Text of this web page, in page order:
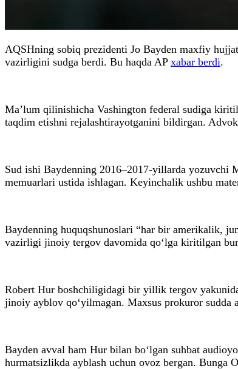
AQSHning sobiq prezidenti Jo Bayden maxfiy
vazirligini sudga berdi. Bu haqda AP xabar berdi.
Ma’lum qilinishicha Vashington federal sudiga
taqdim etishni rejalashtirayotganini bildirgan.
Sud ishi Baydenning 2016–2017-yillarda yozuvchi
memuarlari ustida ishlagan. Keyinchalik ushbu
Baydenning huquqshunoslari “har bir amerikalik,
vazirligi jinoiy tergov davomida qo‘lga kiritilgan
Robert Hur boshchiligidagi bir yillik tergov
jinoiy ayblov qo‘yilmagan. Maxsus prokuror
Bayden avval ham Hur bilan bo‘lgan suhbat
hurmatsizlikda ayblash uchun ovoz bergan. Bunga